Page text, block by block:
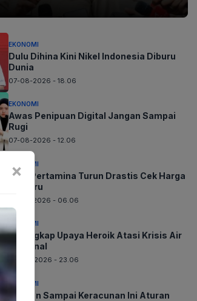
EKONOMI
Dulu Dihina Kini Nikel Indonesia Diburu
Dunia
07-08-2026 - 18.06
EKONOMI
Awas Penipuan Digital Jangan Sampai
Rugi
07-08-2026 - 12.06
EKONOMI
BBM Pertamina Turun Drastis Cek Harga
Terbaru
07-08-2026 - 06.06
EKONOMI
Terungkap Upaya Heroik Atasi Krisis Air
Nasional
06-08-2026 - 23.06
EKONOMI
Jangan Sampai Keracunan Ini Aturan
×